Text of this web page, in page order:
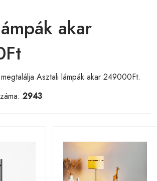
akar
Asztali lámpák akar 249000Ft.
2943